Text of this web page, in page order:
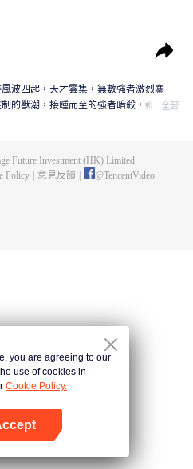
波四起，天才雲集，無數強者激烈鏖
的獸潮，接踵而至的強者暗殺，都顯示
全部
Future Investment (HK) Limited.
Policy 意見反饋 @TencentVideo
you are agreeing to our
use of cookies in
Cookie Policy.